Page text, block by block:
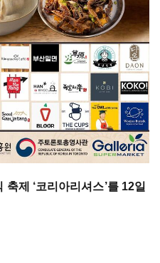
제 ‘코리아리셔스’를 12일